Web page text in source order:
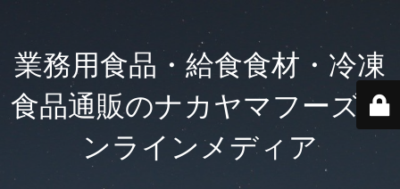
業務用食品・給食食材・冷凍
食品通販のナカヤマフーズオ
ンラインメディア